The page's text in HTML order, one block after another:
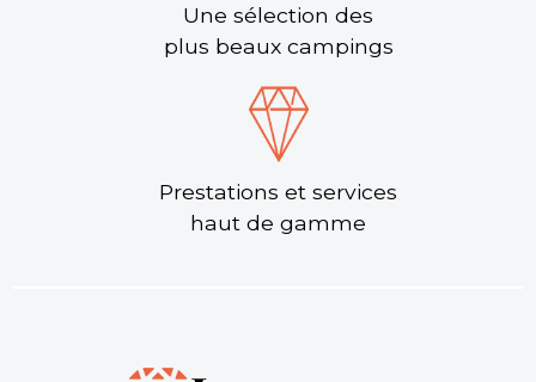
Une sélection des
plus beaux campings
Prestations et services
haut de gamme